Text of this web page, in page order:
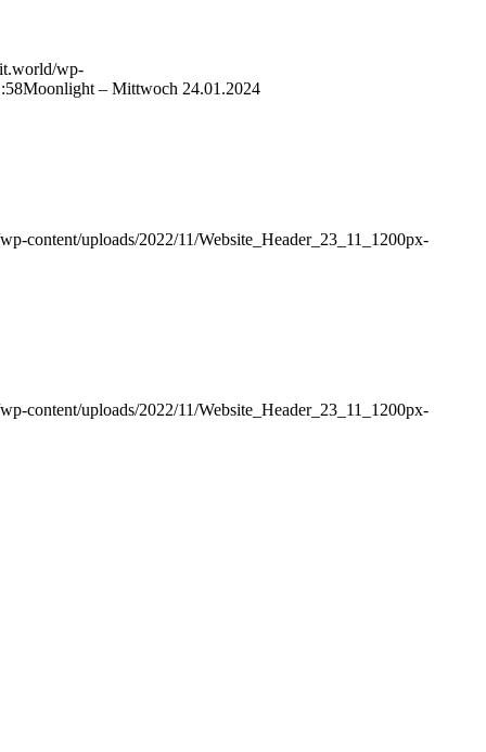
wp-
Moonlight – Mittwoch 24.01.2024
content/uploads/2022/11/Website_Header_23_11_1200px-
content/uploads/2022/11/Website_Header_23_11_1200px-